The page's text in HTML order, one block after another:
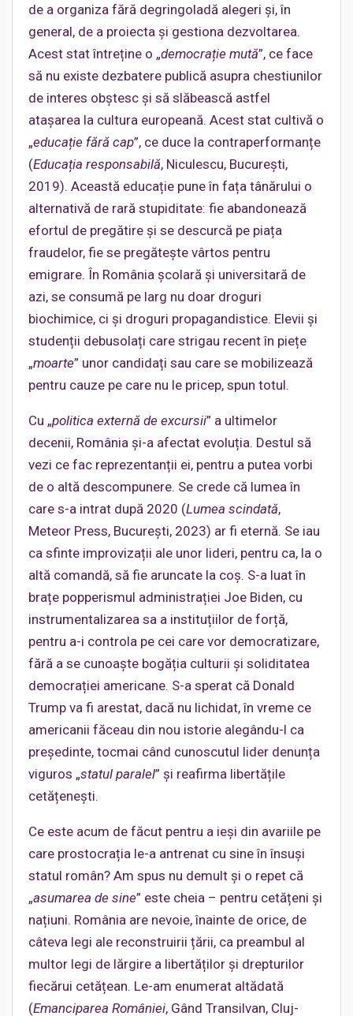
de a organiza fără degringoladă alegeri și, în
general, de a proiecta și gestiona dezvoltarea.
Acest stat întreține o „democrație mută”, ce face
să nu existe dezbatere publică asupra chestiunilor
de interes obștesc și să slăbească astfel
atașarea la cultura europeană. Acest stat cultivă o
„educație fără cap”, ce duce la contraperformanțe
(Educația responsabilă, Niculescu, București,
2019). Această educație pune în fața tânărului o
alternativă de rară stupiditate: fie abandonează
efortul de pregătire și se descurcă pe piața
fraudelor, fie se pregătește vârtos pentru
emigrare. În România școlară și universitară de
azi, se consumă pe larg nu doar droguri
biochimice, ci și droguri propagandistice. Elevii și
studenții debusolați care strigau recent în piețe
„moarte” unor candidați sau care se mobilizează
pentru cauze pe care nu le pricep, spun totul.
Cu „politica externă de excursii” a ultimelor
decenii, România și-a afectat evoluția. Destul să
vezi ce fac reprezentanții ei, pentru a putea vorbi
de o altă descompunere. Se crede că lumea în
care s-a intrat după 2020 (Lumea scindată,
Meteor Press, București, 2023) ar fi eternă. Se iau
ca sfinte improvizații ale unor lideri, pentru ca, la o
altă comandă, să fie aruncate la coș. S-a luat în
brațe popperismul administrației Joe Biden, cu
instrumentalizarea sa a instituțiilor de forță,
pentru a-i controla pe cei care vor democratizare,
fără a se cunoaște bogăția culturii și soliditatea
democrației americane. S-a sperat că Donald
Trump va fi arestat, dacă nu lichidat, în vreme ce
americanii făceau din nou istorie alegându-l ca
președinte, tocmai când cunoscutul lider denunța
viguros „statul paralel” și reafirma libertățile
cetățenești.
Ce este acum de făcut pentru a ieși din avariile pe
care prostocrația le-a antrenat cu sine în însuși
statul român? Am spus nu demult și o repet că
„asumarea de sine” este cheia – pentru cetățeni și
națiuni. România are nevoie, înainte de orice, de
câteva legi ale reconstruirii țării, ca preambul al
multor legi de lărgire a libertăților și drepturilor
fiecărui cetățean. Le-am enumerat altădată
(Emanciparea României, Gând Transilvan, Cluj-